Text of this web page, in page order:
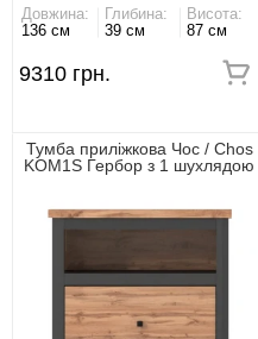
Довжина:
136 см
Глибина:
39 см
Висота:
87 см
9310 грн.
Тумба приліжкова Чос / Chos
KOM1S Гербор з 1 шухлядою